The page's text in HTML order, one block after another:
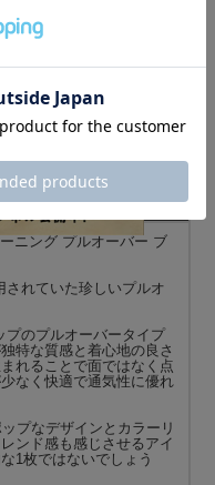
ニング プルオーバー ブ
ン
ニング プルオーバー ブ
れていた珍しいプルオ
プのプルオーバータイプ
特な質感と着心地の良さ
れることで面ではなく点
なく快適で通気性に優れ
プなデザインとカラーリ
ンド感も感じさせるアイ
1枚ではないでしょう